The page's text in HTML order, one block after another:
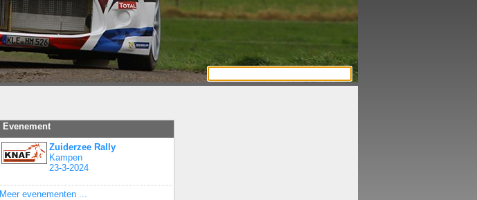
Evenement
Zuiderzee Rally
Kampen
23-3-2024
Meer evenementen ...